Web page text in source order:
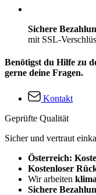
Sichere
mit SSL-
Benötigst du Hilfe zu
gerne deine Fragen.
Kontakt
Geprüfte Qualität
Sicher und vertraut
Österreich:
Kostenloser
Wir arbeiten
Sichere